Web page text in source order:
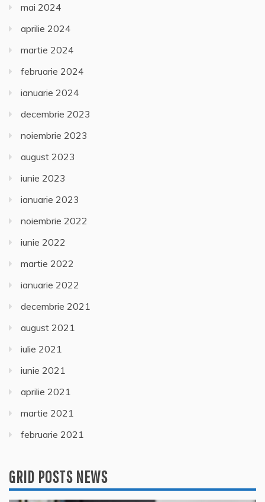
mai 2024
aprilie 2024
martie 2024
februarie 2024
ianuarie 2024
decembrie 2023
noiembrie 2023
august 2023
iunie 2023
ianuarie 2023
noiembrie 2022
iunie 2022
martie 2022
ianuarie 2022
decembrie 2021
august 2021
iulie 2021
iunie 2021
aprilie 2021
martie 2021
februarie 2021
GRID POSTS NEWS